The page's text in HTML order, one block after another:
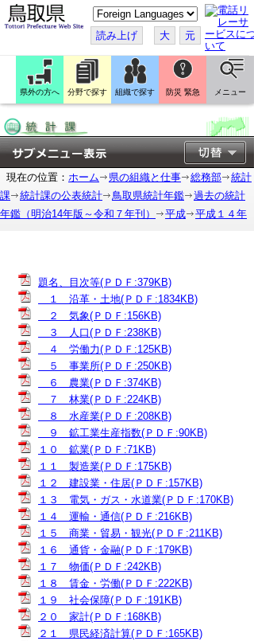
こ
の
ペ
ー
ジ
翻
訳
す
読み上げ 大 元
県外の方へ 分野で探す 組織で探す 防災 緊急 メニュー
現在の位置： ホーム 県の組織と仕事 総務部
統計
課
統計課の公表統計 鳥取県統計年鑑
過去の統計
年鑑（明治14年版～令和７年刊）
平成 平成１４年
題名、目次等(ＰＤＦ:379KB)
１ 沿革・土地(ＰＤＦ:1834KB)
２ 気象(ＰＤＦ:156KB)
３ 人口(ＰＤＦ:238KB)
４ 労働力(ＰＤＦ:125KB)
５ 事業所(ＰＤＦ:250KB)
６ 農業(ＰＤＦ:374KB)
７ 林業(ＰＤＦ:224KB)
８ 水産業(ＰＤＦ:208KB)
９ 鉱工業生産指数(ＰＤＦ:90KB)
１０ 鉱業(ＰＤＦ:71KB)
１１ 製造業(ＰＤＦ:175KB)
１２ 建設業・住居(ＰＤＦ:157KB)
１３ 電気・ガス・水道業(ＰＤＦ:170KB)
１４ 運輸・通信(ＰＤＦ:216KB)
１５ 商業・貿易・観光(ＰＤＦ:211KB)
１６ 通貨・金融(ＰＤＦ:179KB)
１７ 物価(ＰＤＦ:242KB)
１８ 賃金・労働(ＰＤＦ:222KB)
１９ 社会保障(ＰＤＦ:191KB)
２０ 家計(ＰＤＦ:168KB)
２１ 県民経済計算(ＰＤＦ:165KB)